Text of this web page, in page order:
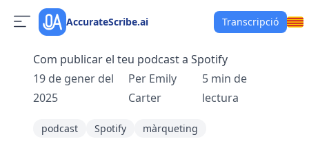
AccurateScribe.ai Transcripció
Com publicar el teu podcast a Spotify
19 de gener del
2025
Per Emily
Carter
5 min de
lectura
podcast Spotify màrqueting